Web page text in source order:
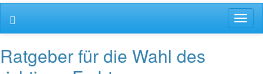
Ratgeber für die Wahl des